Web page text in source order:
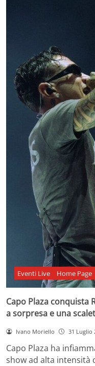
Eventi Live Home Page
Capo Plaza conquista
a sorpresa e una
Ivano Moriello 31 Luglio
Capo Plaza ha
show ad alta intensità